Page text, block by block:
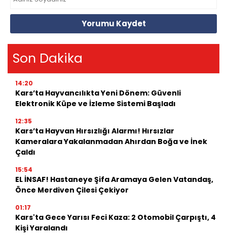
Yorumu Kaydet
Son Dakika
14:20
Kars’ta Hayvancılıkta Yeni Dönem: Güvenli
Elektronik Küpe ve İzleme Sistemi Başladı
12:35
Kars’ta Hayvan Hırsızlığı Alarmı! Hırsızlar
Kameralara Yakalanmadan Ahırdan Boğa ve İnek
Çaldı
15:54
EL İNSAF! Hastaneye Şifa Aramaya Gelen Vatandaş,
Önce Merdiven Çilesi Çekiyor
01:17
Kars'ta Gece Yarısı Feci Kaza: 2 Otomobil Çarpıştı, 4
Kişi Yaralandı